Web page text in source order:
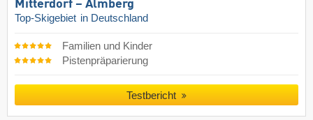
Mitterdorf – Almberg
Top-Skigebiet in Deutschland
Familien und Kinder
Pistenpräparierung
Testbericht